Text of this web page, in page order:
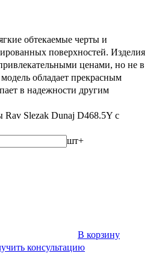
обтекаемые черты и
поверхностей. Изделия
ценами, но не в
обладает прекрасным
в надежности другим
Rav Slezak Dunaj D468.5Y с
шт+
В корзину
консультацию